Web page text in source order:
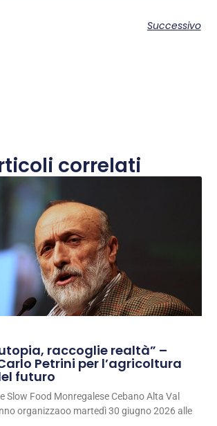
Successivo
correlati
raccoglie realtà” –
Petrini per l’agricoltura
futuro
Slow Food Monregalese Cebano Alta Val
organizzaoo martedì 30 giugno 2026 alle